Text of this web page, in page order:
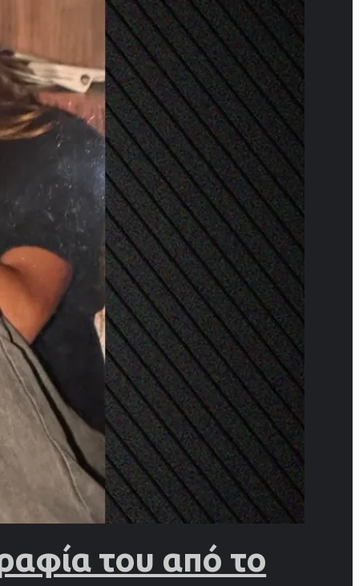
του από το